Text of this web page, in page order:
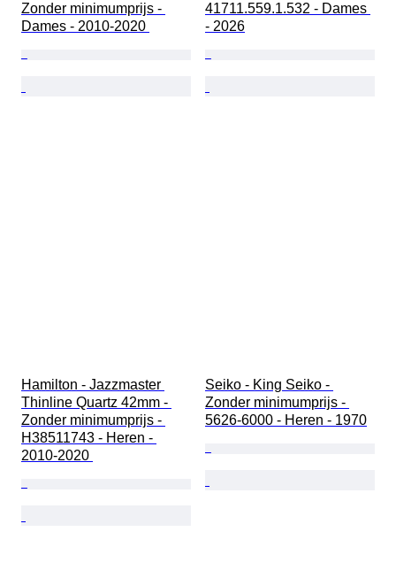
Zonder minimumprijs -
Dames - 2010-2020
41711.559.1.532 - Dames
- 2026
Hamilton - Jazzmaster
Thinline Quartz 42mm -
Zonder minimumprijs -
H38511743 - Heren -
2010-2020
Seiko - King Seiko -
Zonder minimumprijs -
5626-6000 - Heren - 1970